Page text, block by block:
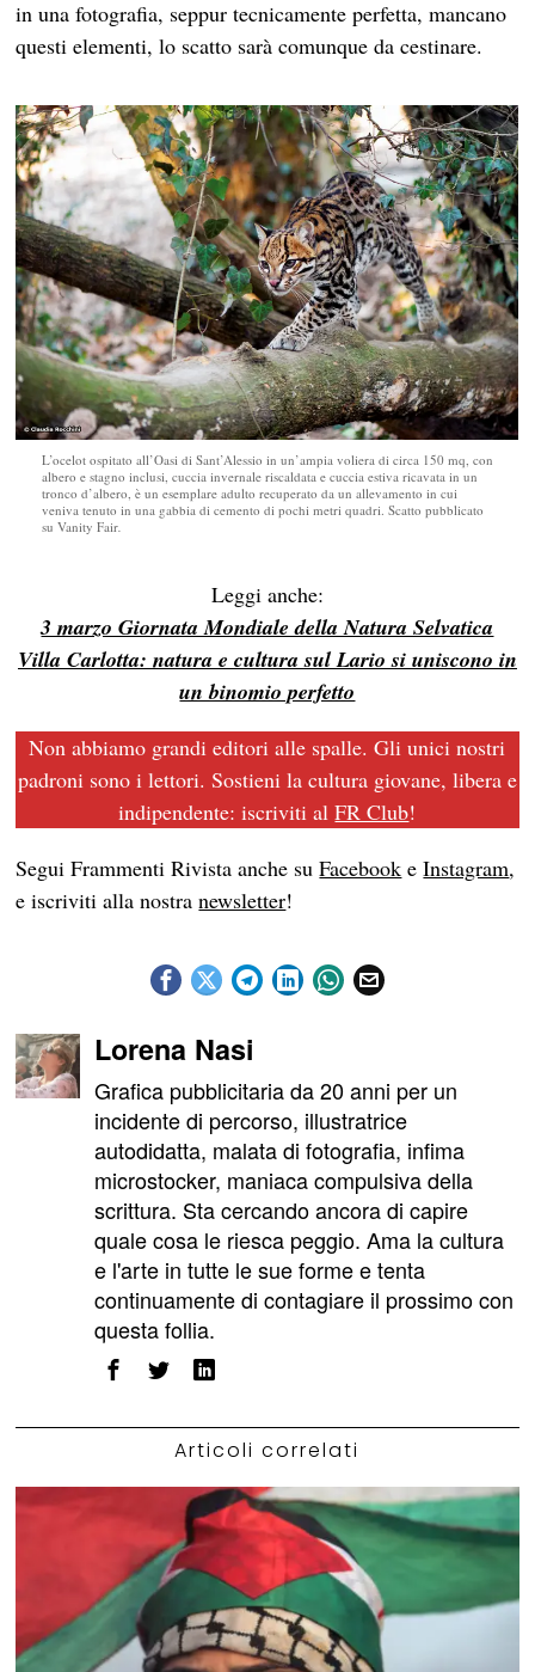
in una fotografia, seppur tecnicamente perfetta, mancano
questi elementi, lo scatto sarà comunque da cestinare.
L’ocelot ospitato all’Oasi di Sant’Alessio in un’ampia voliera di circa 150 mq, con
albero e stagno inclusi, cuccia invernale riscaldata e cuccia estiva ricavata in un
tronco d’albero, è un esemplare adulto recuperato da un allevamento in cui
veniva tenuto in una gabbia di cemento di pochi metri quadri. Scatto pubblicato
su Vanity Fair.
Leggi anche:
3 marzo Giornata Mondiale della Natura Selvatica
Villa Carlotta: natura e cultura sul Lario si uniscono in
un binomio perfetto
Non abbiamo grandi editori alle spalle. Gli unici nostri
padroni sono i lettori. Sostieni la cultura giovane, libera e
indipendente: iscriviti alFR Club!
Segui Frammenti Rivista anche suFacebook eInstagram,
e iscriviti alla nostranewsletter!
Lorena Nasi
Grafica pubblicitaria da 20 anni per un
incidente di percorso, illustratrice
autodidatta, malata di fotografia, infima
microstocker, maniaca compulsiva della
scrittura. Sta cercando ancora di capire
quale cosa le riesca peggio. Ama la cultura
e l'arte in tutte le sue forme e tenta
continuamente di contagiare il prossimo con
questa follia.
Articoli correlati